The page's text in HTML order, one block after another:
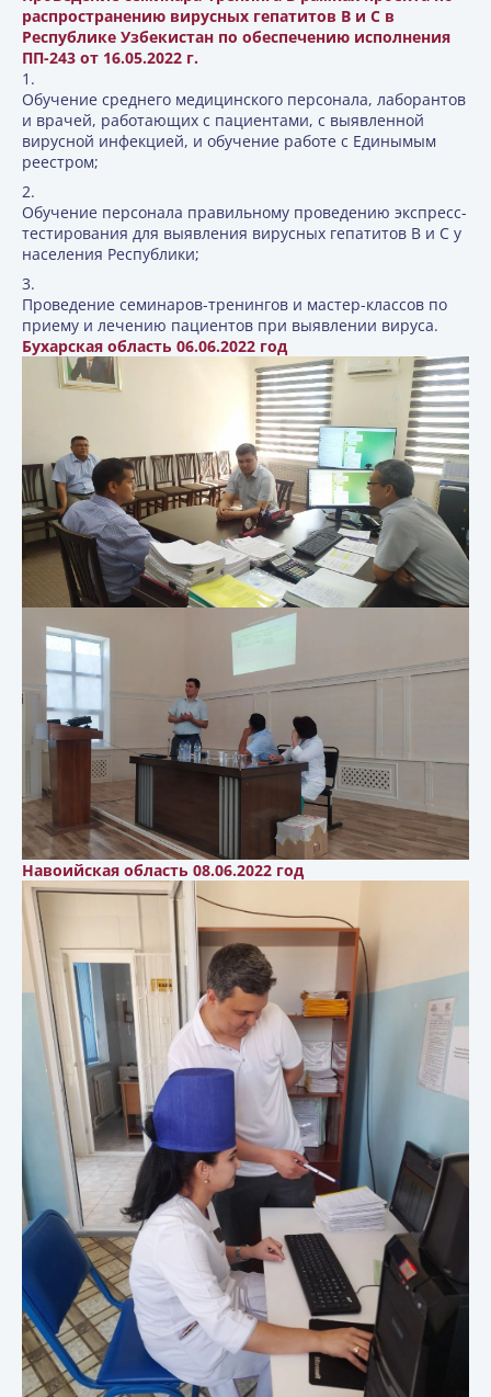
распространению вирусных гепатитов В и С в
Республике Узбекистан по обеспечению исполнения
ПП-243 от 16.05.2022 г.
Обучение среднего медицинского персонала, лаборантов
и врачей, работающих с пациентами, с выявленной
вирусной инфекцией, и обучение работе с Единымым
реестром;
Обучение персонала правильному проведению экспресс-
тестирования для выявления вирусных гепатитов В и С у
населения Республики;
Проведение семинаров-тренингов и мастер-классов по
приему и лечению пациентов при выявлении вируса.
Бухарская область 06.06.2022 год
Навоийская область 08.06.2022 год